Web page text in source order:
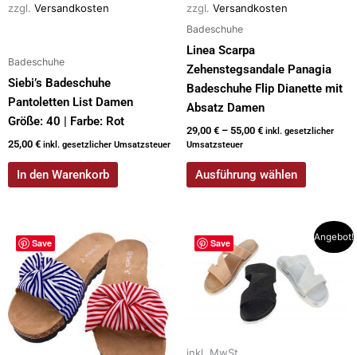
zzgl. Versandkosten
Badeschuhe
Siebi’s Badeschuhe
Pantoletten List Damen
Größe: 40 | Farbe: Rot
25,00 € inkl. gesetzlicher Umsatzsteuer
In den Warenkorb
zzgl. Versandkosten
Badeschuhe
Linea Scarpa
Zehenstegsandale Panagia
Badeschuhe Flip Dianette mit
Absatz Damen
29,00 € – 55,00 € inkl. gesetzlicher
Umsatzsteuer
Ausführung wählen
Produktseite
gewählt
werden
Save
Dieses
Produkt
weist
mehrere
Varianten
auf.
Save
Angebot!
Dieses
Produkt
weist
mehrere
Die